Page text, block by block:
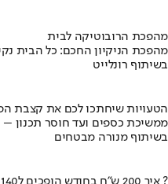
מהפכת הרובוטיקה לבית
מהפכת הניקיון החכם: כל הבית
בשיתוף רונלייט
הטעויות שיחתכו לכם את קצבת
ממשיכת כספים ועד חוסר תכנון
בשיתוף מנורה מבטחים